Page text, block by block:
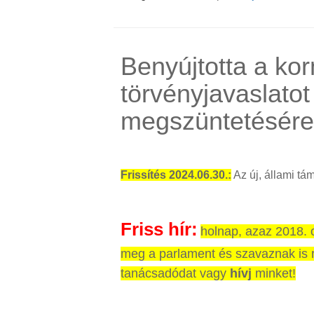
Benyújtotta a
Frissítés 2024.06.30.: Az új, állami
Friss hír: holnap, azaz 2018.
meg a parlament és szavaznak
tanácsadódat vagy hívj minket!